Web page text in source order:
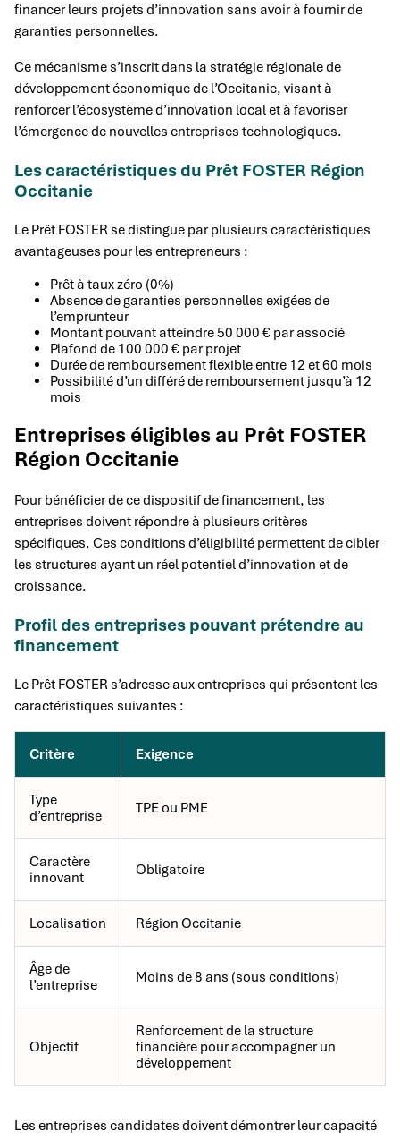
financer leurs projets d’innovation sans avoir à fournir de
garanties personnelles.
Ce mécanisme s’inscrit dans la stratégie régionale de
développement économique de l’Occitanie, visant à
renforcer l’écosystème d’innovation local et à favoriser
l’émergence de nouvelles entreprises technologiques.
Les caractéristiques du Prêt FOSTER Région
Occitanie
Le Prêt FOSTER se distingue par plusieurs caractéristiques
avantageuses pour les entrepreneurs :
Prêt à taux zéro (0%)
Absence de garanties personnelles exigées de
l’emprunteur
Montant pouvant atteindre 50 000 € par associé
Plafond de 100 000 € par projet
Durée de remboursement flexible entre 12 et 60 mois
Possibilité d’un différé de remboursement jusqu’à 12
mois
Entreprises éligibles au Prêt FOSTER
Région Occitanie
Pour bénéficier de ce dispositif de financement, les
entreprises doivent répondre à plusieurs critères
spécifiques. Ces conditions d’éligibilité permettent de cibler
les structures ayant un réel potentiel d’innovation et de
croissance.
Profil des entreprises pouvant prétendre au
financement
Le Prêt FOSTER s’adresse aux entreprises qui présentent les
caractéristiques suivantes :
Critère Exigence
Type
d’entreprise
TPE ou PME
Caractère
innovant
Obligatoire
Localisation Région Occitanie
Âge de
l’entreprise
Moins de 8 ans (sous conditions)
Objectif
Renforcement de la structure
financière pour accompagner un
développement
Les entreprises candidates doivent démontrer leur capacité